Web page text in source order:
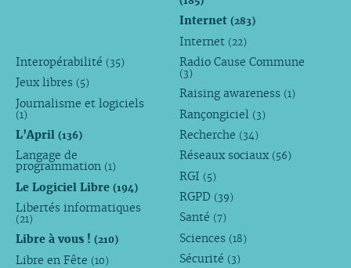
Internet(283)
Internet (22)
Interopérabilité (35)
Jeux libres (5)
Journalisme et logiciels
(1)
L’April (136)
Langage de
programmation (1)
Le Logiciel Libre (194)
Libertés informatiques
(21)
Libre à vous ! (210)
Libre en Fête (10)
Radio Cause Commune
(3)
Raising awareness (1)
Rançongiciel (3)
Recherche (34)
Réseaux sociaux (56)
RGI (5)
RGPD (39)
Santé (7)
Sciences (18)
Sécurité (3)